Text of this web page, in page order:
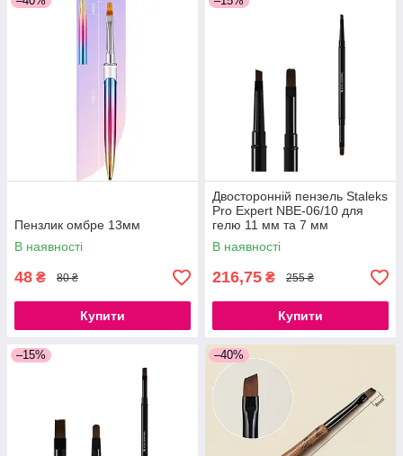
Пензлик омбре 13мм
В наявності
48 ₴ 80 ₴
Купити
Двосторонній пензель Staleks
Pro Expert NBE-06/10 для
гелю 11 мм та 7 мм
В наявності
216,75 ₴ 255 ₴
Купити
–15% –40%